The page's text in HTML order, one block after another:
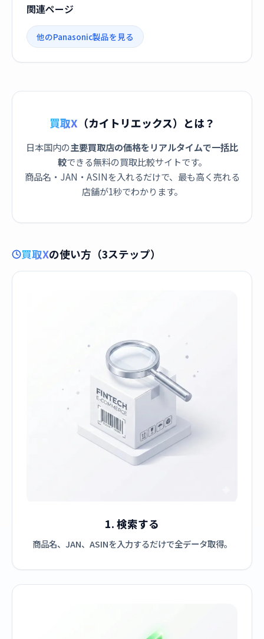
関連ページ
他のPanasonic製品を見る
買取X （カイトリエックス）とは？
日本国内の主要買取店の価格をリアルタイムで一括比
較できる無料の買取比較サイトです。
商品名・JAN・ASINを入れるだけで、最も高く売れる
店舗が1秒でわかります。
買取Xの使い方（3ステップ）
1. 検索する
商品名、JAN、ASINを入力するだけで全データ取得。